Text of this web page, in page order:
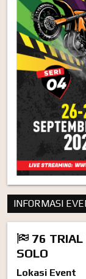
INFORMASI
76 TRIAL
SOLO
Lokasi Event